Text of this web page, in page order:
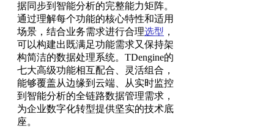
据同步到智能分析的完整能力矩阵。
通过理解每个功能的核心特性和适用
场景，结合业务需求进行合理选型 ，
可以构建出既满足功能需求又保持架
构简洁的数据处理系统。TDengine的
七大高级功能相互配合、灵活组合，
能够覆盖从边缘到云端、从实时监控
到智能分析的全链路数据管理需求，
为企业数字化转型提供坚实的技术底
座。